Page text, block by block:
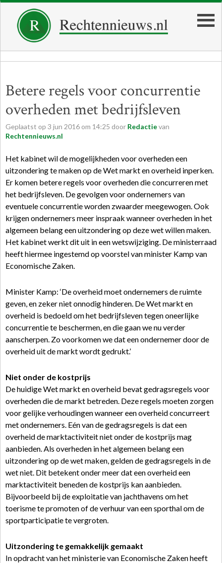
Betere regels voor concurrentie
overheden met bedrijfsleven
Geplaatst op 3 jun 2016 om 14:25 door Redactievan
Rechtennieuws.nl
Het kabinet wil de mogelijkheden voor overheden een
uitzondering te maken op de Wet markt en overheid inperken.
Er komen betere regels voor overheden die concurreren met
het bedrijfsleven. De gevolgen voor ondernemers van
eventuele concurrentie worden zwaarder meegewogen. Ook
krijgen ondernemers meer inspraak wanneer overheden in het
algemeen belang een uitzondering op deze wet willen maken.
Het kabinet werkt dit uit in een wetswijziging. De ministerraad
heeft hiermee ingestemd op voorstel van minister Kamp van
Economische Zaken.
Minister Kamp: ‘De overheid moet ondernemers de ruimte
geven, en zeker niet onnodig hinderen. De Wet markt en
overheid is bedoeld om het bedrijfsleven tegen oneerlijke
concurrentie te beschermen, en die gaan we nu verder
aanscherpen. Zo voorkomen we dat een ondernemer door de
overheid uit de markt wordt gedrukt.’
Niet onder de kostprijs
De huidige Wet markt en overheid bevat gedragsregels voor
overheden die de markt betreden. Deze regels moeten zorgen
voor gelijke verhoudingen wanneer een overheid concurreert
met ondernemers. Eén van de gedragsregels is dat een
overheid de marktactiviteit niet onder de kostprijs mag
aanbieden. Als overheden in het algemeen belang een
uitzondering op de wet maken, gelden de gedragsregels in de
wet niet. Dit betekent onder meer dat een overheid een
marktactiviteit beneden de kostprijs kan aanbieden.
Bijvoorbeeld bij de exploitatie van jachthavens om het
toerisme te promoten of de verhuur van een sporthal om de
sportparticipatie te vergroten.
Uitzondering te gemakkelijk gemaakt
In opdracht van het ministerie van Economische Zaken heeft